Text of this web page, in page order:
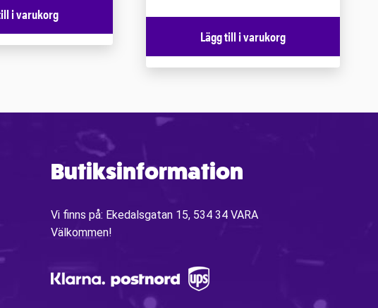
i varukorg
Lägg till i varukorg
Butiksinformation
Vi finns på: Ekedalsgatan 15, 534 34 VARA
Välkommen!